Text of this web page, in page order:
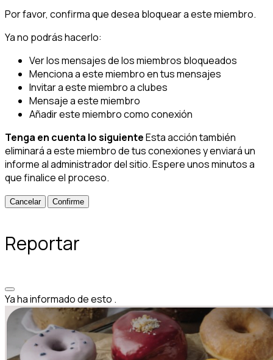
Por favor, confirma que desea bloquear a este miembro.
Ya no podrás hacerlo:
Ver los mensajes de los miembros bloqueados
Menciona a este miembro en tus mensajes
Invitar a este miembro a clubes
Mensaje a este miembro
Añadir este miembro como conexión
Tenga en cuenta lo siguienteEsta acción también
eliminará a este miembro de tus conexiones y enviará un
informe al administrador del sitio. Espere unos minutos a
que finalice el proceso.
Confirme
Reportar
Ya ha informado de esto .